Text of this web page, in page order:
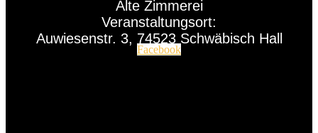
Alte Zimmerei
Veranstaltungsort:
Auwiesenstr. 3, 74523 Schwäbisch Hall
Facebook